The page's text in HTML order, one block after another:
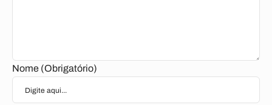
Nome (Obrigatório)